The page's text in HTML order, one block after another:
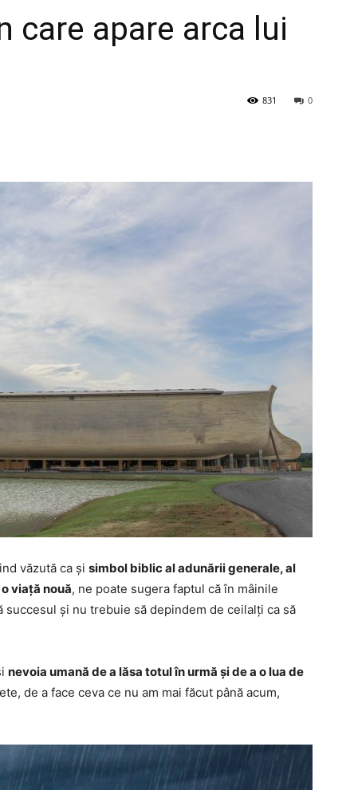
care apare arca lui
0
831
văzută ca și simbol biblic al adunării generale, al
viață nouă, ne poate sugera faptul că în mâinile
și nu trebuie să depindem de ceilalți ca să
nevoia umană de a lăsa totul în urmă și de a o lua de
de a face ceva ce nu am mai făcut până acum,